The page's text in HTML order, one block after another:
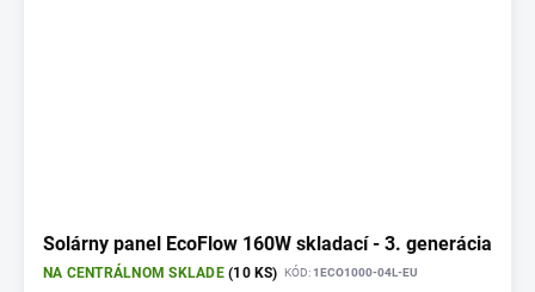
Solárny panel EcoFlow 160W skladací - 3. generácia
NA CENTRÁLNOM SKLADE(10 KS) KÓD:1ECO1000-04L-EU